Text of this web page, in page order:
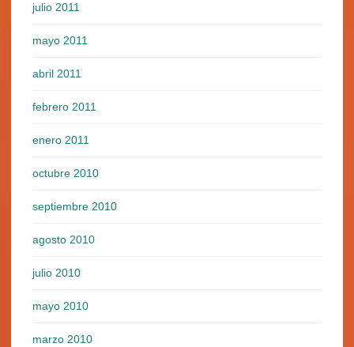
julio 2011
mayo 2011
abril 2011
febrero 2011
enero 2011
octubre 2010
septiembre 2010
agosto 2010
julio 2010
mayo 2010
marzo 2010